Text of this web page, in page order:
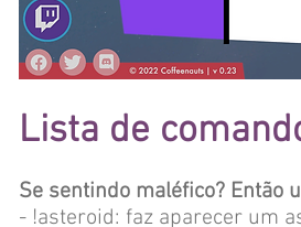
Lista de
Se sentindo maléfico? Então
- !asteroid: faz aparecer um